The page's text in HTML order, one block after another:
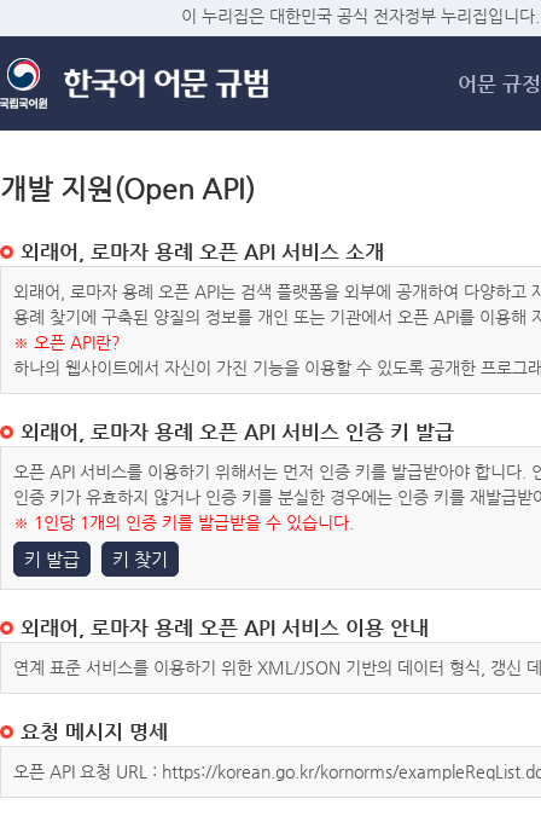
메
이 누리집은 대한민국 공식 전자정부 누리집입니다.
어문 규정
개발 지원(Open API)
외래어, 로마자 용례 오픈 API 서비스 소개
외래어, 로마자 용례 오픈 API는 검색 플랫폼을 외부에 공개하여 다양하
용례 찾기에 구축된 양질의 정보를 개인 또는 기관에서 오픈 API를 이용해
※ 오픈 API란?
하나의 웹사이트에서 자신이 가진 기능을 이용할 수 있도록 공개한 프로그
외래어, 로마자 용례 오픈 API 서비스 인증 키 발급
오픈 API 서비스를 이용하기 위해서는 먼저 인증 키를 발급받아야 합니다
인증 키가 유효하지 않거나 인증 키를 분실한 경우에는 인증 키를 재발급받
※ 1인당 1개의 인증 키를 발급받을 수 있습니다.
키 발급 키 찾기
외래어, 로마자 용례 오픈 API 서비스 이용 안내
연계 표준 서비스를 이용하기 위한 XML/JSON 기반의 데이터 형식, 갱신
요청 메시지 명세
오픈 API 요청 URL : https://korean.go.kr/kornorms/